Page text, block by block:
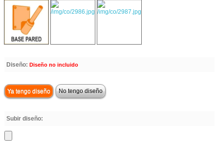
Diseño: Diseño no incluido
Ya tengo diseño No tengo diseño
Subir diseño: